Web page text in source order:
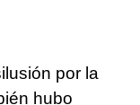
por la
hubo